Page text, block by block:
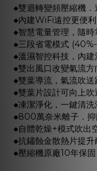
◆雙迴轉變頻壓縮機．
◆內建WiFi遠控更便利
◆智慧電量管理，隨
◆三段省電模式
◆溫濕智控科技，內
◆雙出風口改變氣流
◆雙葉導流，氣流吹
◆雙葉片設計可向上
◆凍潔淨化，一鍵清洗
◆800萬奈米離子．抑
◆自體乾燥+模式吹出
◆抗鏽蝕金散熱片提升
◆壓縮機原廠10年保固